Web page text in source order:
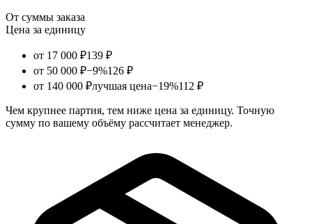
От суммы заказа
Цена за единицу
от 17 000 ₽139 ₽
от 50 000 ₽−9%126 ₽
от 140 000 ₽лучшая цена−19%112 ₽
Чем крупнее партия, тем ниже цена за единицу. Точную
сумму по вашему объёму рассчитает менеджер.